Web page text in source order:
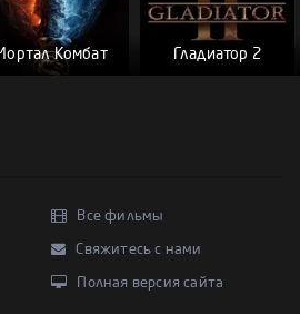
Комбат Гладиатор 2
Все фильмы
Свяжитесь с нами
Полная версия сайта